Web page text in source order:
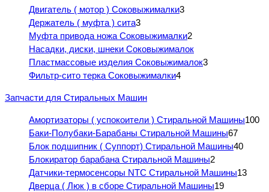
Двигатель ( мотор ) Соковыжималки3
Держатель ( муфта ) сита3
Муфта привода ножа Соковыжималки2
Насадки, диски, шнеки Соковыжималок
Пластмассовые изделия Соковыжималок3
Фильтр-сито терка Соковыжималки4
Запчасти для Стиральных Машин
Амортизаторы ( успокоители ) Стиральной Машины100
Баки-Полубаки-Барабаны Стиральной Машины67
Блок подшипник ( Суппорт) Стиральной Машины40
Блокиратор барабана Стиральной Машины2
Датчики-термосенсоры NTC Стиральной Машины13
Дверца ( Люк ) в сборе Стиральной Машины19